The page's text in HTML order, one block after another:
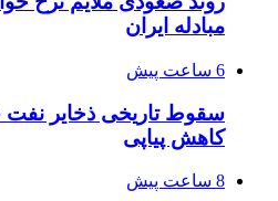
مبادله ایران
6 ساعت پیش
سقوط تاریخی ذخایر نفت
کاهش پیاپی
8 ساعت پیش